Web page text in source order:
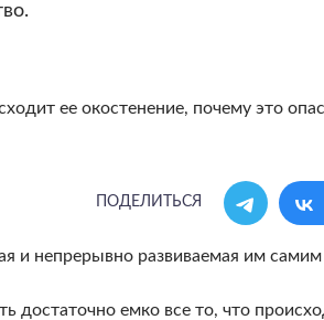
ПОДЕЛИТЬСЯ
и непрерывно развиваемая им
достаточно емко все то, что